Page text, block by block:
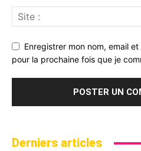
Enregistrer mon nom, email
pour la prochaine fois que je
Derniers articles